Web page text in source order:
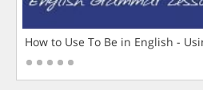
How to Use To Be in English -